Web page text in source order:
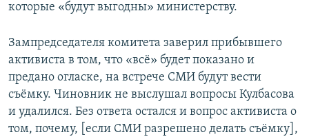
которые «будут выгодны» министерству.
Зампредседателя комитета заверил прибывшего
активиста в том, что «всё» будет показано и
предано огласке, на встрече СМИ будут вести
съёмку. Чиновник не выслушал вопросы Кулбасова
и удалился. Без ответа остался и вопрос активиста о
том, почему, [если СМИ разрешено делать съёмку],